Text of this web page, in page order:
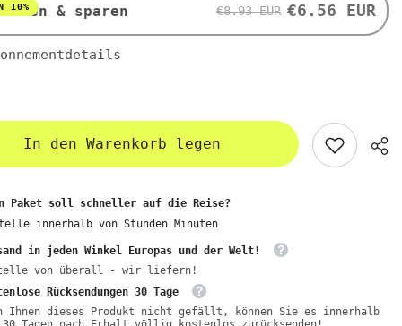
& sparen
10% €8.93 EUR €6.56 EUR
In den Warenkorb legen
Paket soll schneller auf die Reise?
innerhalb von Stunden Minuten
in jeden Winkel Europas und der Welt!
von überall - wir liefern!
Rücksendungen 30 Tage
Ihnen dieses Produkt nicht gefällt, können Sie es innerhalb